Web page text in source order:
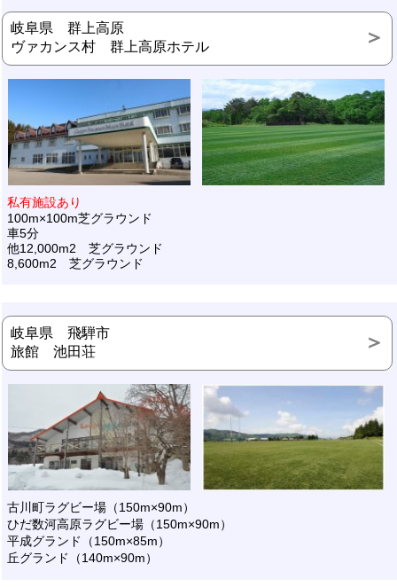
岐阜県 群上高原
ヴァカンス村 群上高原ホテル
私有施設あり
100m×100m芝グラウンド
車5分
他12,000m2 芝グラウンド
8,600m2 芝グラウンド
岐阜県 飛騨市
旅館 池田荘
古川町ラグビー場（150m×90m）
ひだ数河高原ラグビー場（150m×90m）
平成グランド（150m×85m）
丘グランド（140m×90m）